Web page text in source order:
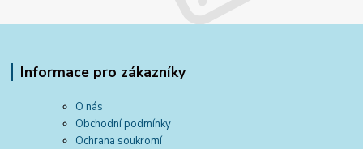
Informace pro zákazníky
O nás
Obchodní podmínky
Ochrana soukromí